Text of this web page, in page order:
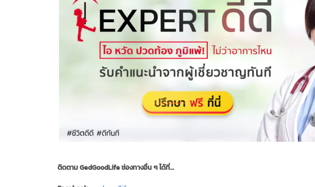
ติดตาม GedGoodLife ช่องทางอื่น ๆ ได้ที่…